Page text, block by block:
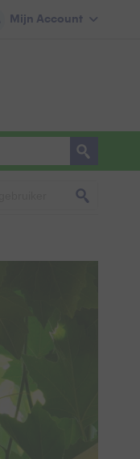
Mijn Account